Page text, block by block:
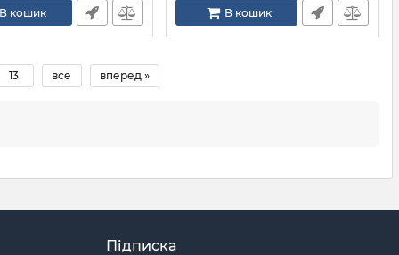
В кошик В кошик
13 все вперед »
Підписка